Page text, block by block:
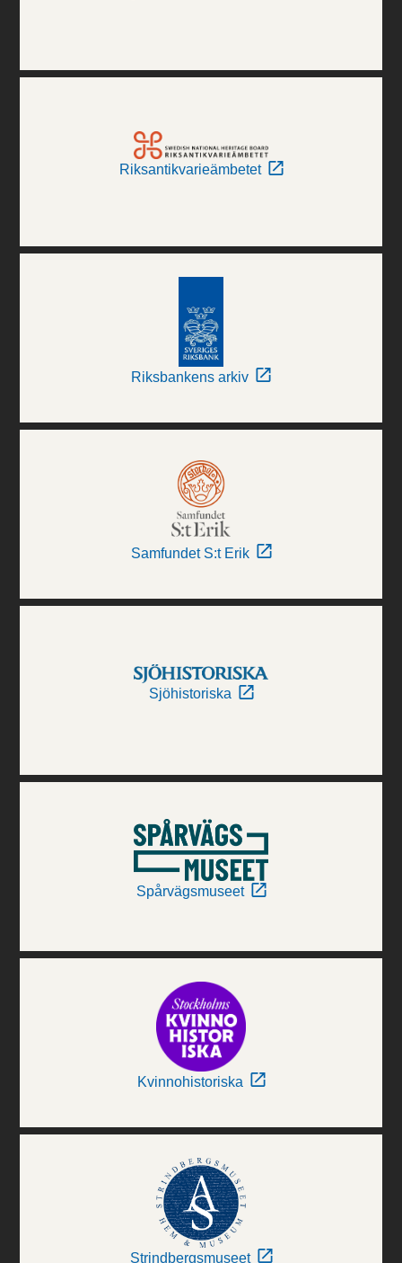
Riksantikvarieämbetet
Riksbankens arkiv
Samfundet S:t Erik
Sjöhistoriska
Spårvägsmuseet
Kvinnohistoriska
Strindbergsmuseet